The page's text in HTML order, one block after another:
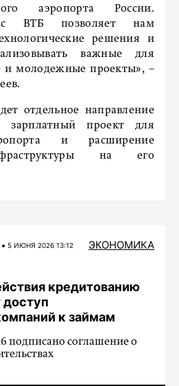
аэропорта России.
с ВТБ позволяет нам
решения и
важные для
и молодежные проекты», –
отдельное направление
зарплатный проект для
и расширение
на его
5 ИЮНЯ 2026 13:12 ЭКОНОМИКА
кредитованию
к займам
соглашение о